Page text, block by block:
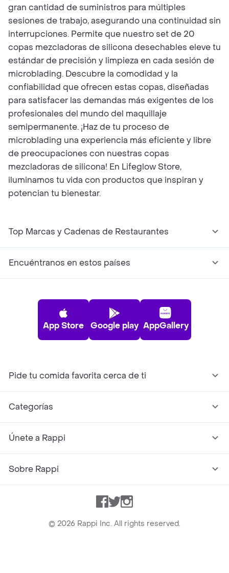
gran cantidad de suministros para múltiples
sesiones de trabajo, asegurando una continuidad sin
interrupciones. Permite que nuestro set de 20
copas mezcladoras de silicona desechables eleve tu
estándar de precisión y limpieza en cada sesión de
microblading. Descubre la comodidad y la
confiabilidad que ofrecen estas copas, diseñadas
para satisfacer las demandas más exigentes de los
profesionales del mundo del maquillaje
semipermanente. ¡Haz de tu proceso de
microblading una experiencia más eficiente y libre
de preocupaciones con nuestras copas
mezcladoras de silicona! En Lifeglow Store,
iluminamos tu vida con productos que inspiran y
potencian tu bienestar.
Top Marcas y Cadenas de Restaurantes
Encuéntranos en estos países
App Store Google play AppGallery
Pide tu comida favorita cerca de ti
Categorías
Únete a Rappi
Sobre Rappi
Facebook
TwitterInstagram
© 2026 Rappi Inc. All rights reserved.